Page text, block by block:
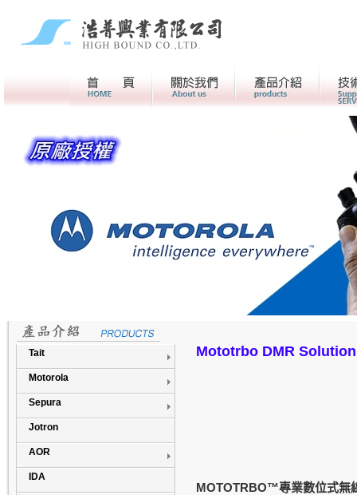
Tait
Motorola
Sepura
Jotron
AOR
IDA
Mototrbo DMR
MOTOTRBO™專業數位式無